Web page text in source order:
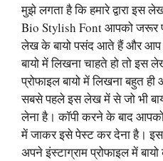
मुझे लगता है कि हमारे द्वारा
Bio Stylish Font आपको
लेख के बायो पसंद आते हैं और आप
बायो में लिखना चाहते हो तो इस
प्रोफाइल बायो में लिखना बहुत
सबसे पहले इस लेख में से जो भी
लेना है। कॉपी करने के बाद आपको
में जाकर इसे पेस्ट कर देना है।
अपने इंस्टाग्राम प्रोफाइल में